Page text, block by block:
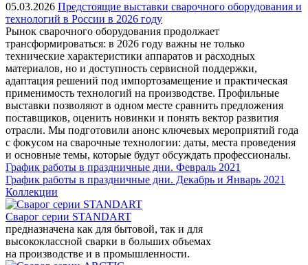
05.03.2026 Предстоящие выставки сварочного оборудования и
технологий в России в 2026 году
Рынок сварочного оборудования продолжает
трансформироваться: в 2026 году важны не только
технические характеристики аппаратов и расходных
материалов, но и доступность сервисной поддержки,
адаптация решений под импортозамещение и практическая
применимость технологий на производстве. Профильные
выставки позволяют в одном месте сравнить предложения
поставщиков, оценить новинки и понять вектор развития
отрасли. Мы подготовили анонс ключевых мероприятий года
с фокусом на сварочные технологии: даты, места проведения
и основные темы, которые будут обсуждать профессионалы.
График работы в праздничные дни. Февраль 2021
График работы в праздничные дни. Декабрь и Январь 2021
Коллекции
Сварог серии STANDART
предназначена как для бытовой, так и для
высококлассной сварки в больших объемах
на производстве и в промышленности.